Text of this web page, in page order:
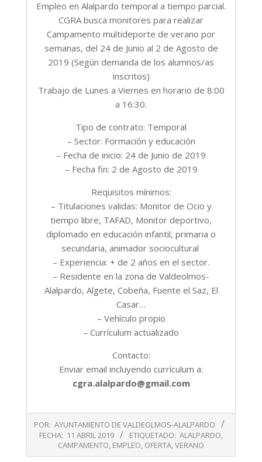
Empleo en Alalpardo temporal a tiempo parcial.
CGRA busca monitores para realizar
Campamento multideporte de verano por
semanas, del 24 de Junio al 2 de Agosto de
2019 (Según demanda de los alumnos/as
inscritos)
Trabajo de Lunes a Viernes en horario de 8:00
a 16:30.
Tipo de contrato: Temporal
– Sector: Formación y educación
– Fecha de inicio: 24 de Junio de 2019
– Fecha fin: 2 de Agosto de 2019
Requisitos mínimos:
– Titulaciones validas: Monitor de Ocio y
tiempo libre, TAFAD, Monitor deportivo,
diplomado en educación infantil, primaria o
secundaria, animador sociocultural
– Experiencia: + de 2 años en el sector.
– Residente en la zona de Valdeolmos-
Alalpardo, Algete, Cobeña, Fuente el Saz, El
Casar…
– Vehículo propio
– Currículum actualizado
Contacto:
Enviar email incluyendo currículum a:
cgra.alalpardo@gmail.com
04-
POR: AYUNTAMIENTO DE VALDEOLMOS-ALALPARDO
FECHA: 11 ABRIL 2019 ETIQUETADO: ALALPARDO,
CAMPAMENTO, EMPLEO, OFERTA,VERANO